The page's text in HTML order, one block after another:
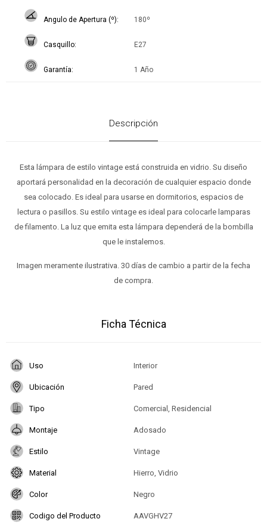
Angulo de Apertura (º) 180º
Casquillo E27
Garantía 1 Año
Descripción
Esta lámpara de estilo vintage está construida en vidrio. Su diseño
aportará personalidad en la decoración de cualquier espacio donde
sea colocado. Es ideal para usarse en dormitorios, espacios de
lectura o pasillos. Su estilo vintage es ideal para colocarle lamparas
de filamento. La luz que emita esta lámpara dependerá de la bombilla
que le instalemos.
Imagen meramente ilustrativa. 30 días de cambio a partir de la fecha
de compra.
Ficha Técnica
Uso Interior
Ubicación Pared
Tipo Comercial, Residencial
Montaje Adosado
Estilo Vintage
Material Hierro, Vidrio
Color Negro
Codigo del Producto AAVGHV27